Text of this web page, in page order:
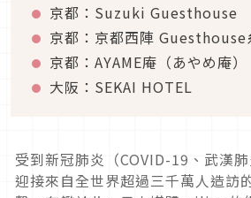
京都：Suzuki Guesthouse
京都：京都西陣 Guesthouse
京都：AYAME庵（あやめ庵）
大阪：SEKAI HOTEL
受到新冠肺炎（COVID-19、武漢
迎接來自全世界超過三千萬人造訪